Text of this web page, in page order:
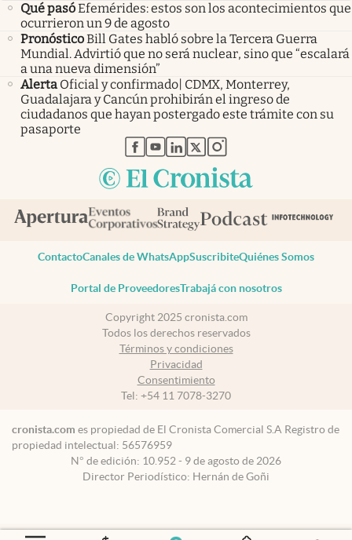
Qué pasóEfemérides: estos son los acontecimientos que
ocurrieron un 9 de agosto
PronósticoBill Gates habló sobre la Tercera Guerra
Mundial. Advirtió que no será nuclear, sino que “escalará
a una nueva dimensión”
Alerta Oficial y confirmado| CDMX, Monterrey,
Guadalajara y Cancún prohibirán el ingreso de
ciudadanos que hayan postergado este trámite con su
pasaporte
abre en nueva pestaña
abre en nueva pestaña
abre en nueva pestaña
abre en nueva pestaña
abre en nueva pestaña
ContactoCanales de WhatsAppSuscribiteQuiénes Somos
Portal de ProveedoresTrabajá con nosotros
Copyright 2025 cronista.com
Todos los derechos reservados
Términos y condiciones
Privacidad
Consentimiento
Tel: +54 11 7078-3270
cronista.com es propiedad de El Cronista Comercial S.A Registro de
propiedad intelectual: 56576959
N° de edición: 10.952 - 9 de agosto de 2026
Director Periodístico: Hernán de Goñi